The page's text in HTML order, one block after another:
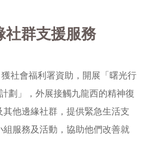
社群支援服務
社會福利署資助，開展「曙光行
劃」，外展接觸九龍西的精神復
其他邊緣社群，提供緊急生活支
組服務及活動，協助他們改善就